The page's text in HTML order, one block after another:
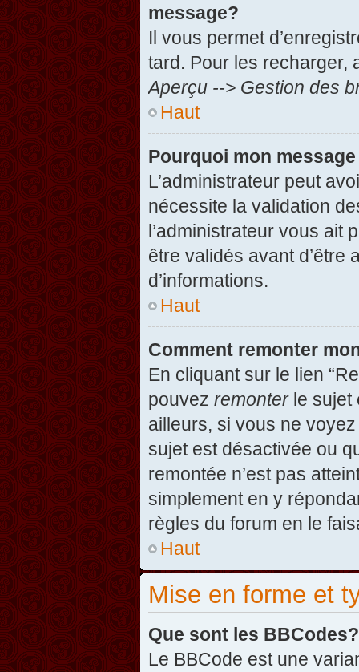
message?
Il vous permet
tard. Pour les recharger,
Aperçu --> Gestion des
Haut
Pourquoi mon
L’administrateur peut
nécessite la validation
l’administrateur vous ait
être validés avant d’être
d’informations.
Haut
Comment remonter
En cliquant sur le lien
pouvez remonterle sujet
ailleurs, si vous ne
sujet est désactivée ou
remontée n’est pas
simplement en y
règles du forum en le
Haut
Mise en forme et
Que sont les BBCodes?
Le BBCode est une